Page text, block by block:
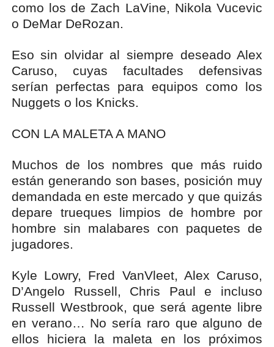
como los de Zach LaVine, Nikola Vucevic
o DeMar DeRozan.
Eso sin olvidar al siempre deseado Alex
Caruso, cuyas facultades defensivas
serían perfectas para equipos como los
Nuggets o los Knicks.
CON LA MALETA A MANO
Muchos de los nombres que más ruido
están generando son bases, posición muy
demandada en este mercado y que quizás
depare trueques limpios de hombre por
hombre sin malabares con paquetes de
jugadores.
Kyle Lowry, Fred VanVleet, Alex Caruso,
D’Angelo Russell, Chris Paul e incluso
Russell Westbrook, que será agente libre
en verano… No sería raro que alguno de
ellos hiciera la maleta en los próximos